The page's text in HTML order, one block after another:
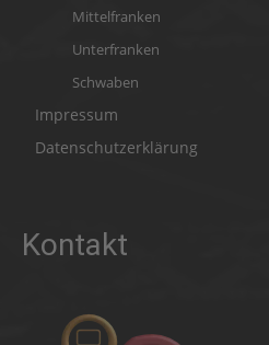
Mittelfranken
Unterfranken
Schwaben
Impressum
Datenschutzerklärung
Kontakt